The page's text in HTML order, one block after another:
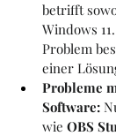
betrifft
Windows
Problem
einer
Probleme
Software:
wie OBS